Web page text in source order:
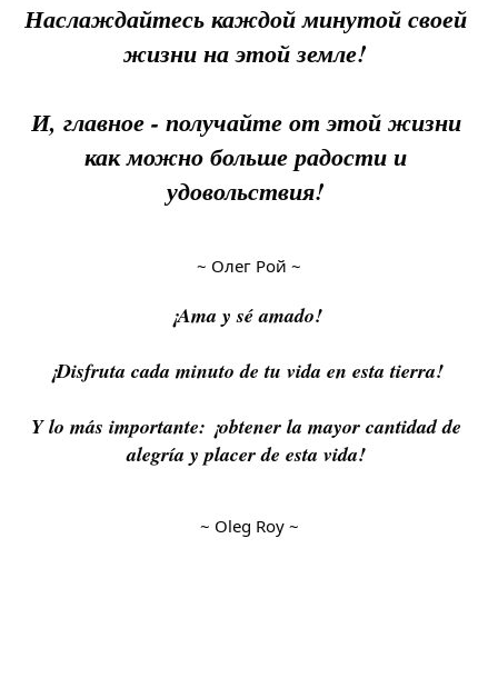
Наслаждайтесь каждой минутой своей
жизни на этой земле!
И, главное - получайте от этой жизни
как можно больше радости и
удовольствия!
~ Олег Рой ~
¡Ama y sé amado!
¡Disfruta cada minuto de tu vida en esta tierra!
Y lo más importante: ¡obtener la mayor cantidad de
alegría y placer de esta vida!
~ Oleg Roy ~